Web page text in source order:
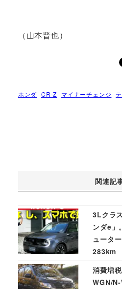
（山本晋也）
ホンダ CR-Z マイナーチェンジ
関連記
3Lクラ
ンダe」
ュータ
283km
消費増
WGN/